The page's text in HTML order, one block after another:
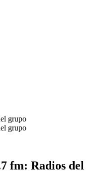
grupo
grupo
fm: Radios del